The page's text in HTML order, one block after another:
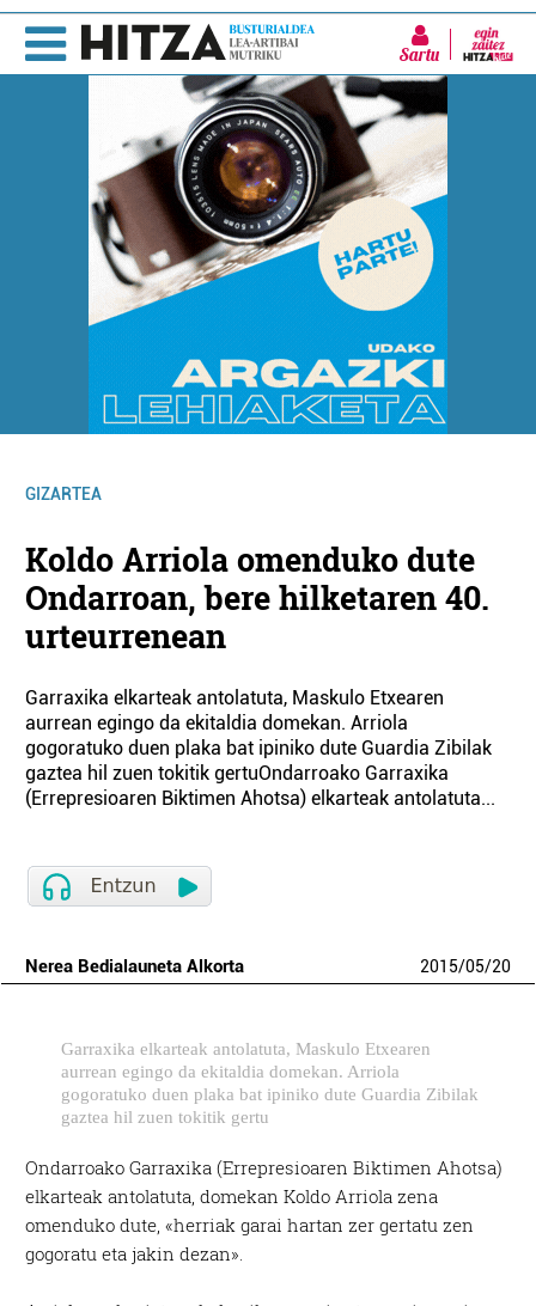
Sartu
GIZARTEA
Koldo Arriola omenduko dute
Ondarroan, bere hilketaren 40.
urteurrenean
Garraxika elkarteak antolatuta, Maskulo Etxearen
aurrean egingo da ekitaldia domekan. Arriola
gogoratuko duen plaka bat ipiniko dute Guardia Zibilak
gaztea hil zuen tokitik gertuOndarroako Garraxika
(Errepresioaren Biktimen Ahotsa) elkarteak antolatuta...
Nerea Bedialauneta Alkorta 2015/05/20
Garraxika elkarteak antolatuta, Maskulo Etxearen
aurrean egingo da ekitaldia domekan. Arriola
gogoratuko duen plaka bat ipiniko dute Guardia Zibilak
gaztea hil zuen tokitik gertu
Ondarroako Garraxika (Errepresioaren Biktimen Ahotsa)
elkarteak antolatuta, domekan Koldo Arriola zena
omenduko dute, «herriak garai hartan zer gertatu zen
gogoratu eta jakin dezan».